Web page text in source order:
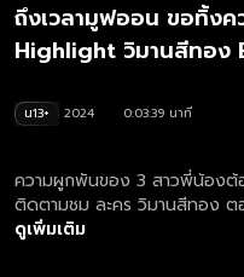
ถึงเวลามูฟออน ขอทิ้งค
Highlight วิมานสีทอง
น13+ 2024
0:03:39 นาที
ความผูกพันของ 3 สาวพี่น้องต้อ
ติดตามชม ละคร วิมานสีทอง ต
20:30 น. ทางช่องวัน 31 ดูย้อ
ดูเพิ่มเติม